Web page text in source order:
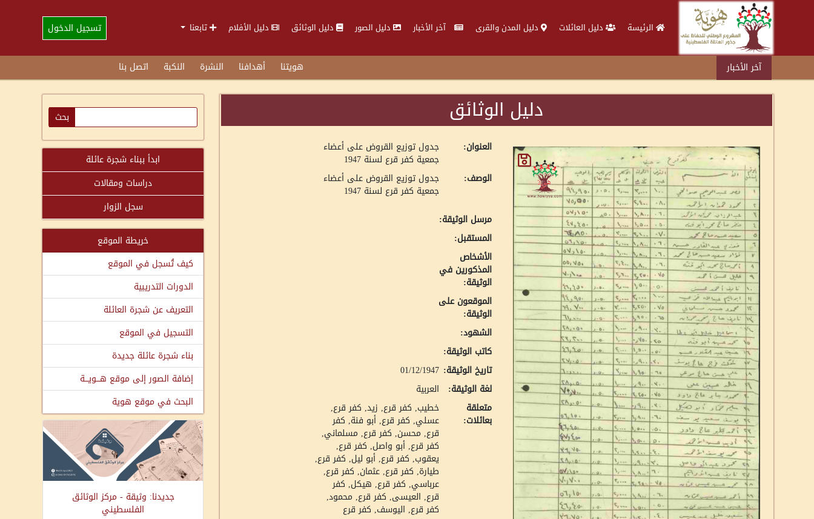
الرئيسة دليل العائلات دليل المدن والقرى آخر الأخبار دليل الصور دليل الوثائق دليل الأفلام تابعنا تسجيل الدخول
آخر الأخبار هويتنا أهدافنا النشرة النكبة اتصل بنا
دليل الوثائق
العنوان: جدول توزيع القروض على أعضاء
جمعية كفر قرع لسنة 1947
الوصف:
جدول توزيع القروض على أعضاء
جمعية كفر قرع لسنة 1947
مرسل الوثيقة:
المستقبل:
الأشخاص
المذكورين في
الوثيقة:
الموقعون على
الوثيقة:
الشهود:
كاتب الوثيقة:
تاريخ الوثيقة: 01/12/1947
لغة الوثيقة:
العربية
متعلقة
بعائلات:
خطيب, كفر قرع زيد, كفر قرع
عسلي, كفر قرع أبو فنة, كفر
قرع محسن, كفر قرع مسلماني,
كفر قرع أبو واصل, كفر قرع
يعقوب, كفر قرع أبو ليل, كفر قرع
طيارة, كفر قرع عثمان, كفر قرع
عرباسي, كفر قرع هيكل, كفر
قرع العيسى, كفر قرع محمود,
كفر قرع اليوسف, كفر قرع
ابدأ ببناء شجرة عائلة
دراسات ومقالات
سجل الزوار
خريطة الموقع
كيف تُسجل في الموقع
الدورات التدريبية
التعريف عن شجرة العائلة
التسجيل في الموقع
بناء شجرة عائلة جديدة
إضافة الصور إلى موقع هـــويـــة
البحث في موقع هوية
جديدنا: وثيقة - مركز الوثائق
الفلسطيني